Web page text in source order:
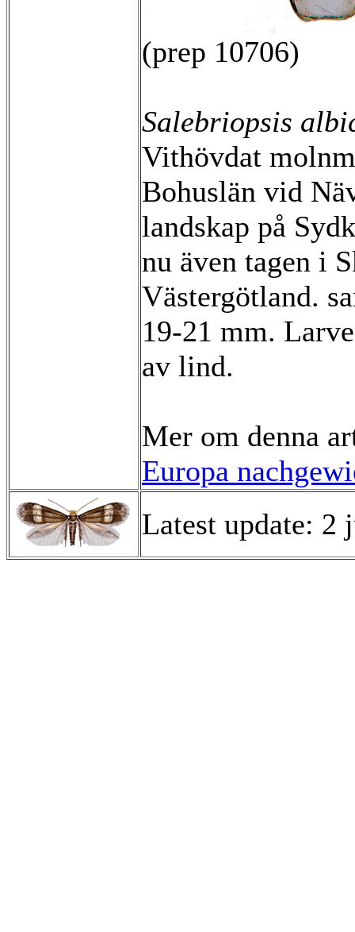
(prep 10706)
Salebriopsis
Vithövdat
Bohuslän vid
landskap på
nu även tagen i
Västergötland.
19-21 mm.
av lind.
Mer om denna
Europa
Latest update: 2